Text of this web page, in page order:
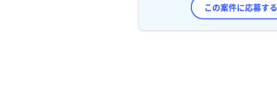
この案件に応募する